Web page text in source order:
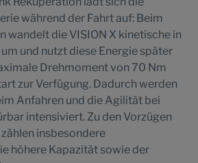
während der Fahrt auf: Beim
wandelt die VISION X kinetische in
und nutzt diese Energie später
Drehmoment von 70 Nm
zur Verfügung. Dadurch werden
Anfahren und die Agilität bei
intensiviert. Zu den Vorzügen
insbesondere
höhere Kapazität sowie der